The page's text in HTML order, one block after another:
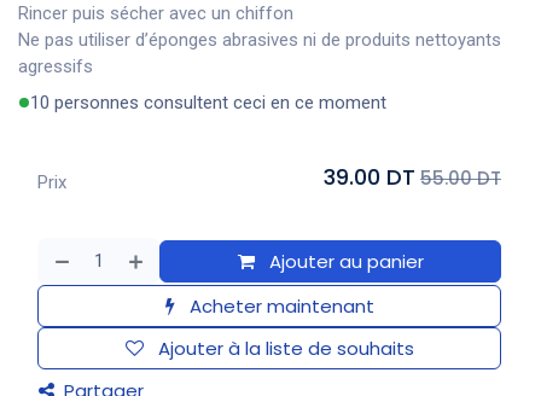
Rincer puis sécher avec un chiffon
Ne pas utiliser d’éponges abrasives ni de produits nettoyants
agressifs
10 personnes consultent ceci en ce moment
Ajouter au panier
Acheter maintenant
Ajouter à la liste de souhaits
Partager
Prix 39.00 DT 55.00 DT